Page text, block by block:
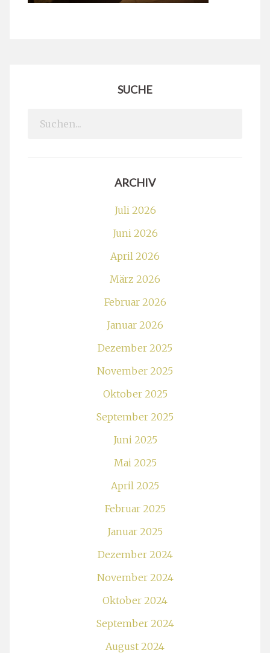
SUCHE
Search
ARCHIV
Juli 2026
Juni 2026
April 2026
März 2026
Februar 2026
Januar 2026
Dezember 2025
November 2025
Oktober 2025
September 2025
Juni 2025
Mai 2025
April 2025
Februar 2025
Januar 2025
Dezember 2024
November 2024
Oktober 2024
September 2024
August 2024